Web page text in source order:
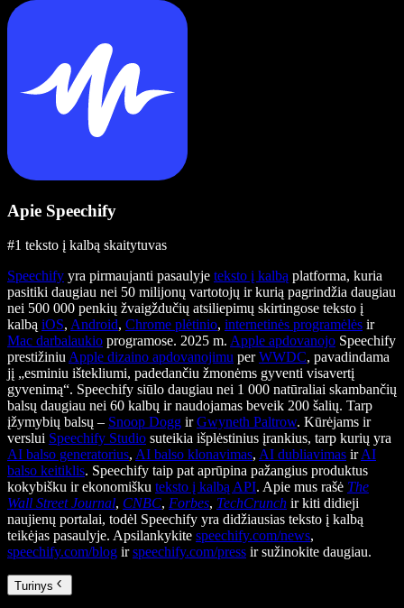
Apie Speechify
#1 teksto į kalbą skaitytuvas
Speechify yra pirmaujanti pasaulyje teksto į kalbą platforma, kuria
pasitiki daugiau nei 50 milijonų vartotojų ir kurią pagrindžia daugiau
nei 500 000 penkių žvaigždučių atsiliepimų skirtingose teksto į
kalbą iOS, Android, Chrome plėtinio, internetinės programėlės ir
Mac darbalaukio programose. 2025 m. Apple apdovanojo Speechify
prestižiniu Apple dizaino apdovanojimu perWWDC, pavadindama
jį „esminiu ištekliumi, padedančiu žmonėms gyventi visavertį
gyvenimą“. Speechify siūlo daugiau nei 1 000 natūraliai skambančių
balsų daugiau nei 60 kalbų ir naudojamas beveik 200 šalių. Tarp
įžymybių balsų – Snoop Dogg irGwyneth Paltrow. Kūrėjams ir
verslui Speechify Studio suteikia išplėstinius įrankius, tarp kurių yra
AI balso generatorius, AI balso klonavimas, AI dubliavimas irAI
balso keitiklis. Speechify taip pat aprūpina pažangius produktus
kokybišku ir ekonomišku teksto į kalbą API. Apie mus rašė The
Wall Street Journal, CNBC, Forbes, TechCrunch ir kiti didieji
naujienų portalai, todėl Speechify yra didžiausias teksto į kalbą
teikėjas pasaulyje. Apsilankykite speechify.com/news,
speechify.com/blog irspeechify.com/press ir sužinokite daugiau.
Turinys